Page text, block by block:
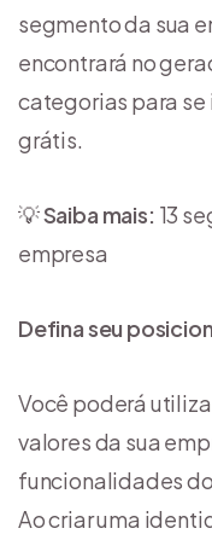
segmento da sua
encontrará no
categorias para se
grátis.
💡Saiba mais: 13
empresa
Defina seu
Você poderá
valores da sua
funcionalidades
Ao criar uma